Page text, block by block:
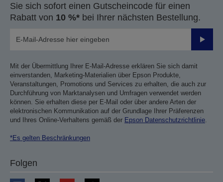
Sie sich sofort einen Gutscheincode für einen
Rabatt von 10 %* bei Ihrer nächsten Bestellung.
Mit der Übermittlung Ihrer E-Mail-Adresse erklären Sie sich damit
einverstanden, Marketing-Materialien über Epson Produkte,
Veranstaltungen, Promotions und Services zu erhalten, die auch zur
Durchführung von Marktanalysen und Umfragen verwendet werden
können. Sie erhalten diese per E-Mail oder über andere Arten der
elektronischen Kommunikation auf der Grundlage Ihrer Präferenzen
und Ihres Online-Verhaltens gemäß der Epson Datenschutzrichtlinie
*Es gelten Beschränkungen
Folgen